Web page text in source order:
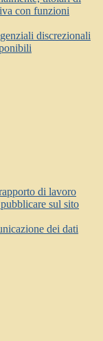
con funzioni
discrezionali
di lavoro
sul sito
dei dati